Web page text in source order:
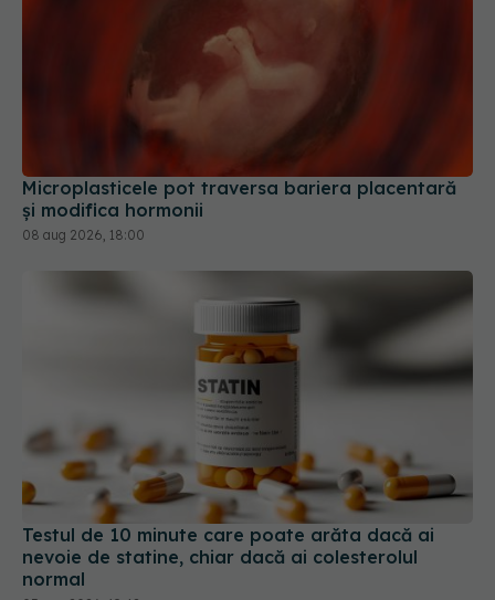
Microplasticele pot traversa bariera placentară
și modifica hormonii
Testul de 10 minute care poate arăta dacă ai
nevoie de statine, chiar dacă ai colesterolul
normal
05 aug 2026, 19:42